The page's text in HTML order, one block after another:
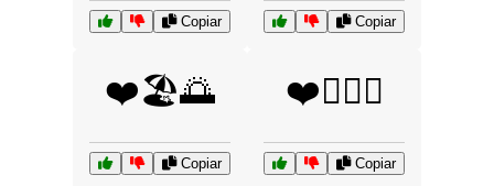
Copiar Copiar
❤️🏖️🌅
Copiar
❤️👩‍❤️‍👨
Copiar